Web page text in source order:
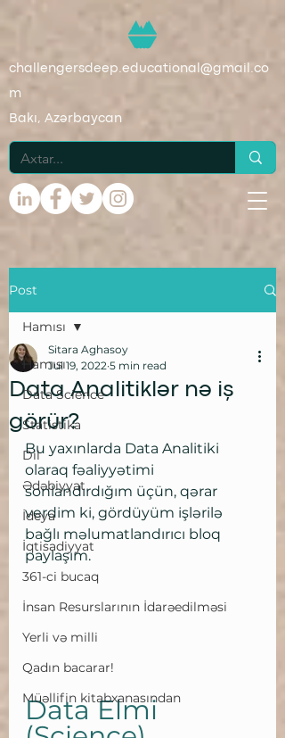
challengersdeep.educational@gmail.co
m
Bakı, Azərbaycan
Post
Hamısı
Data Science
Statistika
Dil
Ədəbiyyat
İdeya
İqtisadiyyat
361-ci bucaq
İnsan Resurslarının İdarəedilməsi
Yerli və milli
Qadın bacarar!
Müəllifin kitabxanasından
Hamısı
Data Analitiklər nə iş
görür?
Sitara Aghasoy
Jul 19, 2022 5 min read
Bu yaxınlarda Data Analitiki
olaraq fəaliyyətimi
sonlandırdığım üçün, qərar
verdim ki, gördüyüm işlərilə
bağlı məlumatlandırıcı bloq
paylaşım.
Data Elmi